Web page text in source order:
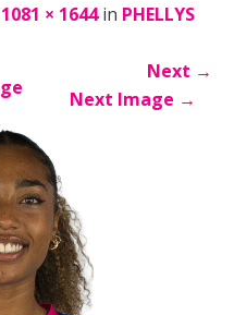
1081 × 1644in PHELLYS
Next →
Next Image →